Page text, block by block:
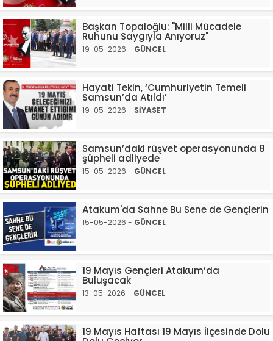
Başkan Topaloğlu: "Milli Mücadele
Ruhunu Saygıyla Anıyoruz"
19-05-2026 - GÜNCEL
Hayati Tekin, ‘Cumhuriyetin Temeli
Samsun’da Atıldı’
19-05-2026 - SİYASET
Samsun’daki rüşvet operasyonunda 8
şüpheli adliyede
15-05-2026 - GÜNCEL
Atakum'da Sahne Bu Sene de Gençlerin
15-05-2026 - GÜNCEL
19 Mayıs Gençleri Atakum’da
Buluşacak
13-05-2026 - GÜNCEL
19 Mayıs Haftası 19 Mayıs İlçesinde Dolu